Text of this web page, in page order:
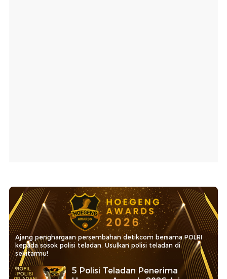
Ajang penghargaan persembahan detikcom bersama POLRI
kepada sosok polisi teladan. Usulkan polisi teladan di
sekitarmu!
5 Polisi Teladan Penerima